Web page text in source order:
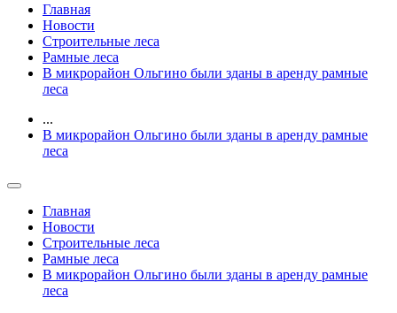
Главная
Новости
Строительные леса
Рамные леса
В микрорайон Ольгино были зданы в аренду рамные
леса
...
В микрорайон Ольгино были зданы в аренду рамные
леса
Главная
Новости
Строительные леса
Рамные леса
В микрорайон Ольгино были зданы в аренду рамные
леса